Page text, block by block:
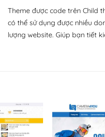
Theme được code trên Child
có thể sử dụng được nhiều
lượng website. Giúp bạn tiết